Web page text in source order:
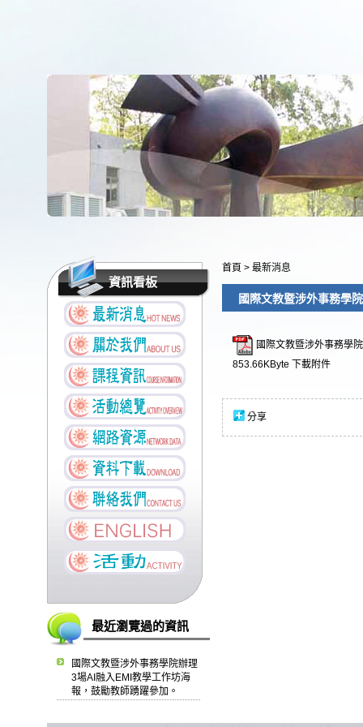
資訊看板
最近瀏覽過的資訊
國際文教暨涉外事務學院辦理
3場AI融入EMI教學工作坊海
報，鼓勵教師踴躍參加。
首頁 > 最新消息
國際文教暨涉外事務學
國際文教暨涉外事務學
853.66KByte
下載附件
分享